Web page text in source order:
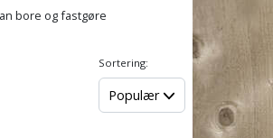
bore og fastgøre
Sortering:
Populær